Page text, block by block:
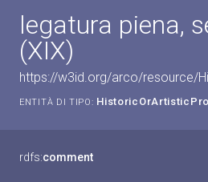
legatura piena,
(XIX)
https://w3id.org/arco/resource/
ENTITÀ DI TIPO:
rdfs:comment